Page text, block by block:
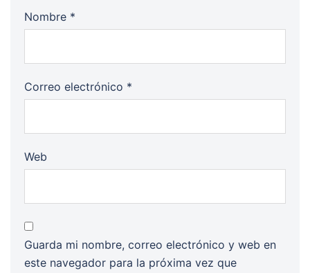
Nombre *
Correo electrónico *
Web
Guarda mi nombre, correo electrónico y web en
este navegador para la próxima vez que